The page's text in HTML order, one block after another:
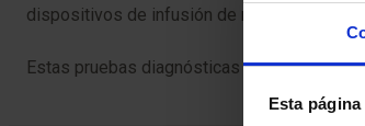
Esta
dispositivos de infusión de medicamentos,
Estas pruebas diagnósticas son muy